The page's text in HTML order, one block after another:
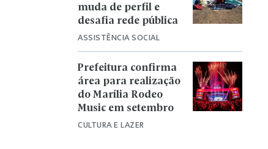
ASSISTÊNCIA SOCIAL
muda de perfil e
desafia rede pública
CULTURA E LAZER
Prefeitura confirma
área para realização
do Marília Rodeo
Music em setembro